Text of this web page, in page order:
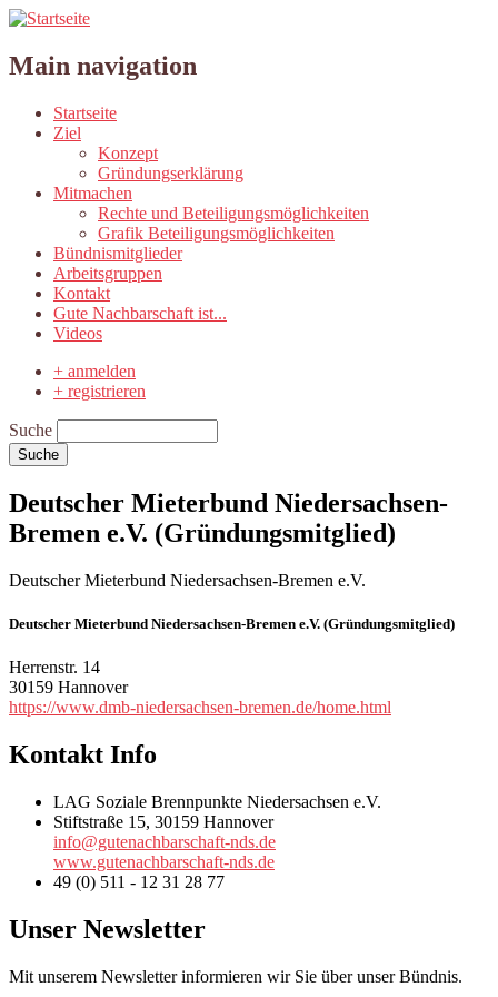
Main navigation
Startseite
Ziel
Konzept
Gründungserklärung
Mitmachen
Rechte und Beteiligungsmöglichkeiten
Grafik Beteiligungsmöglichkeiten
Bündnismitglieder
Arbeitsgruppen
Kontakt
Gute Nachbarschaft ist...
Videos
+ anmelden
+ registrieren
Suche
Deutscher Mieterbund Niedersachsen-
Bremen e.V. (Gründungsmitglied)
Deutscher Mieterbund Niedersachsen-Bremen e.V.
Deutscher Mieterbund Niedersachsen-Bremen e.V. (Gründungsmitglied)
Herrenstr. 14
30159 Hannover
https://www.dmb-niedersachsen-bremen.de/home.html
Kontakt Info
LAG Soziale Brennpunkte Niedersachsen e.V.
Stiftstraße 15, 30159 Hannover
info@gutenachbarschaft-nds.de
www.gutenachbarschaft-nds.de
49 (0) 511 - 12 31 28 77
Unser Newsletter
Mit unserem Newsletter informieren wir Sie über unser Bündnis.